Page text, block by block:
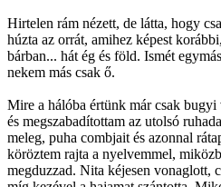
Hirtelen rám nézett, de látta, hogy
húzta az orrát, amihez képest
bárban... hát ég és föld. Ismét
nekem más csak ő.
Mire a hálóba értünk már csak
és megszabadítottam az utolsó
meleg, puha combjait és azonnal
köröztem rajta a nyelvemmel,
megduzzad. Nita kéjesen vonaglott,